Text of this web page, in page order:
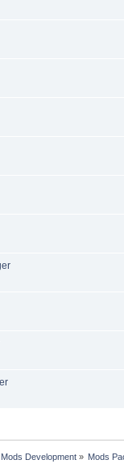
Mods Development» Mods